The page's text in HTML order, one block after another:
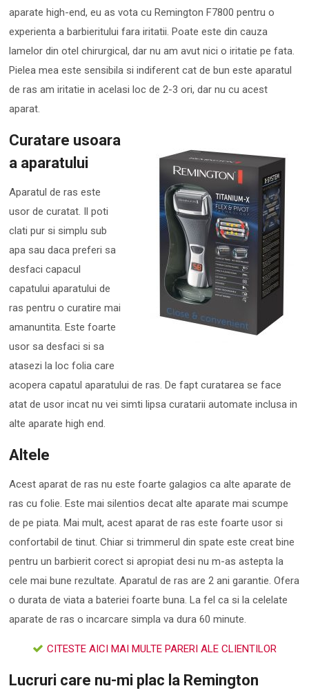
aparate high-end, eu as vota cu Remington F7800 pentru o
experienta a barbieritului fara iritatii. Poate este din cauza
lamelor din otel chirurgical, dar nu am avut nici o iritatie pe fata.
Pielea mea este sensibila si indiferent cat de bun este aparatul
de ras am iritatie in acelasi loc de 2-3 ori, dar nu cu acest
aparat.
Curatare usoara
a aparatului
Aparatul de ras este
usor de curatat. Il poti
clati pur si simplu sub
apa sau daca preferi sa
desfaci capacul
capatului aparatului de
ras pentru o curatire mai
amanuntita. Este foarte
usor sa desfaci si sa
atasezi la loc folia care
acopera capatul aparatului de ras. De fapt curatarea se face
atat de usor incat nu vei simti lipsa curatarii automate inclusa in
alte aparate high end.
Altele
Acest aparat de ras nu este foarte galagios ca alte aparate de
ras cu folie. Este mai silentios decat alte aparate mai scumpe
de pe piata. Mai mult, acest aparat de ras este foarte usor si
confortabil de tinut. Chiar si trimmerul din spate este creat bine
pentru un barbierit corect si apropiat desi nu m-as astepta la
cele mai bune rezultate. Aparatul de ras are 2 ani garantie. Ofera
o durata de viata a bateriei foarte buna. La fel ca si la celelate
aparate de ras o incarcare simpla va dura 60 minute.
CITESTE AICI MAI MULTE PARERI ALE CLIENTILOR
Lucruri care nu-mi plac la Remington